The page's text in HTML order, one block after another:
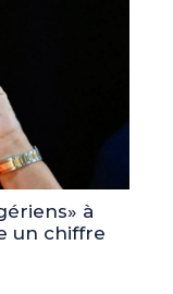
à
un chiffre